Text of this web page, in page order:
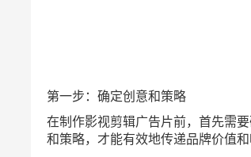
第一步：确定创意和策略
在制作影视剪辑广告片前，首先需
和策略，才能有效地传递品牌价值和